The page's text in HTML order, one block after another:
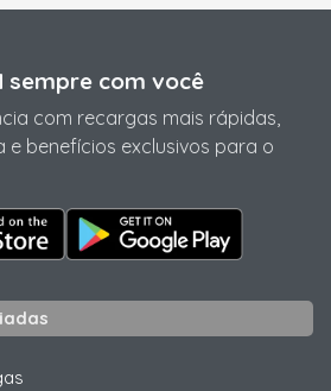
sempre com você
com recargas mais rápidas,
benefícios exclusivos para o